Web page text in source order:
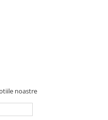
noastre